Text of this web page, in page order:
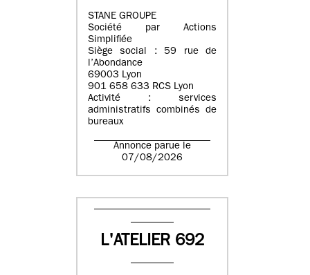
STANE GROUPE
Société par Actions
Simplifiée
Siège social : 59 rue de
l’Abondance
69003 Lyon
901 658 633 RCS Lyon
Activité : services
administratifs combinés de
bureaux
Annonce parue le
07/08/2026
L'ATELIER 692